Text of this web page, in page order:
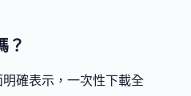
？
明確表示，一次性下載全